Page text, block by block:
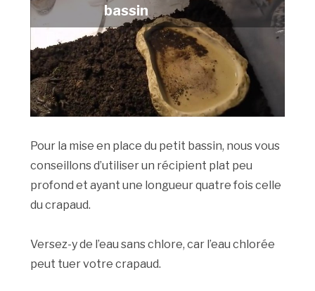
bassin
Pour la mise en place du petit bassin, nous vous
conseillons d’utiliser un récipient plat peu
profond et ayant une longueur quatre fois celle
du crapaud.
Versez-y de l’eau sans chlore, car l’eau chlorée
peut tuer votre crapaud.